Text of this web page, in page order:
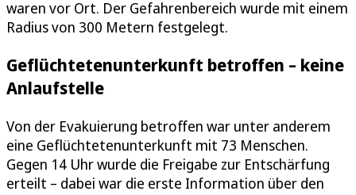
waren vor Ort. Der Gefahrenbereich wurde mit einem
Radius von 300 Metern festgelegt.
Geflüchtetenunterkunft betroffen – keine
Anlaufstelle
Von der Evakuierung betroffen war unter anderem
eine Geflüchtetenunterkunft mit 73 Menschen.
Gegen 14 Uhr wurde die Freigabe zur Entschärfung
erteilt – dabei war die erste Information über den